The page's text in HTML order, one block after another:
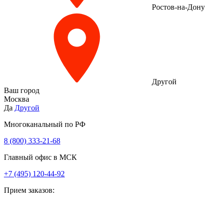
Ростов-на-Дону
Другой
Ваш город
Москва
Да Другой
Многоканальный по РФ
8 (800) 333‑21-68
Главный офис в МСК
+7 (495) 120-44-92
Прием заказов: